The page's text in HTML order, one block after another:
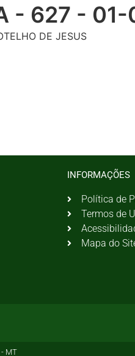
- 627 -
DE JESUS
INFORMAÇÕES
Política de
Termos de
Mapa do
MT